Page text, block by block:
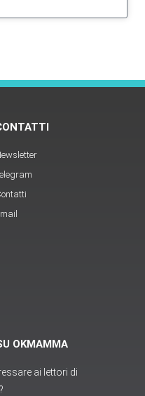
OKMAMMA
ai lettori di